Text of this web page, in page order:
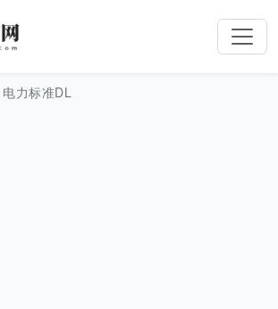
电力标准DL